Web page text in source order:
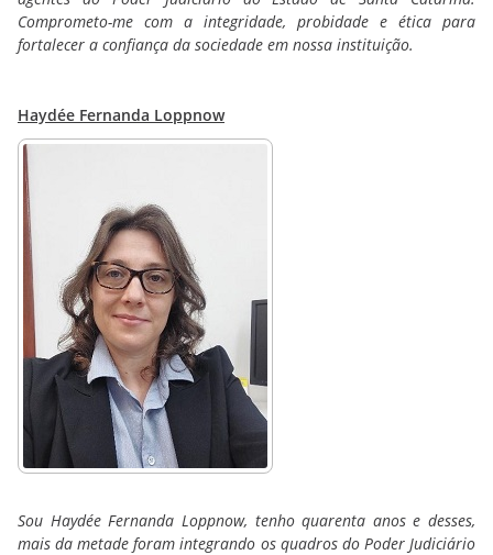
Comprometo-me com a integridade, probidade e ética para
fortalecer a confiança da sociedade em nossa instituição.
Haydée Fernanda Loppnow
Sou Haydée Fernanda Loppnow, tenho quarenta anos e desses,
mais da metade foram integrando os quadros do Poder Judiciário